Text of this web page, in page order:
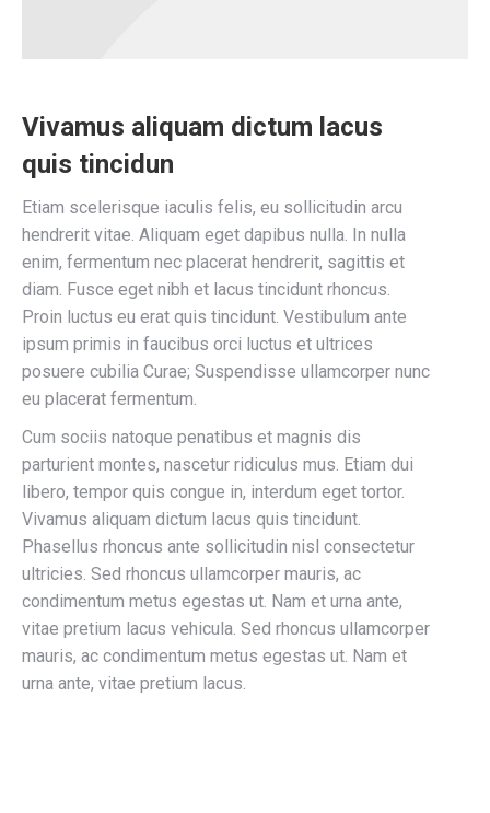
Vivamus aliquam dictum lacus
quis tincidun
Etiam scelerisque iaculis felis, eu sollicitudin arcu
hendrerit vitae. Aliquam eget dapibus nulla. In nulla
enim, fermentum nec placerat hendrerit, sagittis et
diam. Fusce eget nibh et lacus tincidunt rhoncus.
Proin luctus eu erat quis tincidunt. Vestibulum ante
ipsum primis in faucibus orci luctus et ultrices
posuere cubilia Curae; Suspendisse ullamcorper nunc
eu placerat fermentum.
Cum sociis natoque penatibus et magnis dis
parturient montes, nascetur ridiculus mus. Etiam dui
libero, tempor quis congue in, interdum eget tortor.
Vivamus aliquam dictum lacus quis tincidunt.
Phasellus rhoncus ante sollicitudin nisl consectetur
ultricies. Sed rhoncus ullamcorper mauris, ac
condimentum metus egestas ut. Nam et urna ante,
vitae pretium lacus vehicula. Sed rhoncus ullamcorper
mauris, ac condimentum metus egestas ut. Nam et
urna ante, vitae pretium lacus.